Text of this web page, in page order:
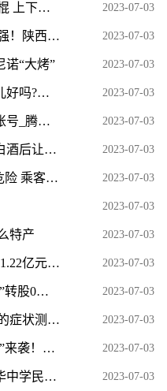
朝天一棍 上下（关于朝天一棍 上下介绍） 当前资讯 2023-07-03
累计降水354.8毫米，致灾性强！陕西汉中暴雨为何这么强？ 2023-07-03
诺“大烤” 2023-07-03
当前热文：孕妇爱吃肉对胎儿好吗?会不会出现巨大儿呢? 2023-07-03
腾讯视频怎么解绑微信共享账号_腾讯视频怎么解绑手机号 2023-07-03
因感情问题，男子吃头孢喝白酒后让女子吃头孢，两次强奸女子并残忍烧伤女子，被检方提起公诉 焦点速看 2023-07-03
乘坐自动扶梯“左行右立”有危险 乘客不能太有“素质”|当前聚焦 2023-07-03
2023-07-03
特产 2023-07-03
盈峰环境：子公司中标合计11.22亿元生活垃圾分类一体化项目和城乡环卫一体化采购项目 天天快看 2023-07-03
拓斯达：第二季度“拓斯转债”转股0股_世界速讯 2023-07-03
关于忧郁症的测试题 忧郁症的症状测试题-焦点资讯 2023-07-03
热点评！台湾私校“退场海啸”来袭！7月又有高校停办 2023-07-03
武汉文华中学喜报（武汉文华中学民办吗）-天天速递 2023-07-03